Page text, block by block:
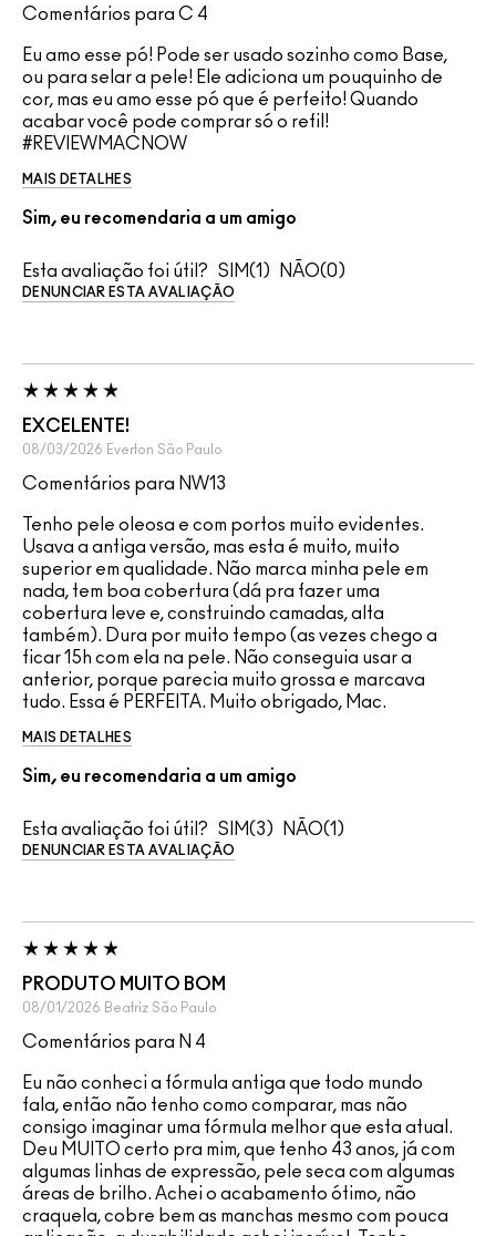
Comentários para C 4
Eu amo esse pó! Pode ser usado sozinho como Base,
ou para selar a pele! Ele adiciona um pouquinho de
cor, mas eu amo esse pó que é perfeito! Quando
acabar você pode comprar só o refil!
#REVIEWMACNOW
MAIS DETALHES
Sim, eu recomendaria a um amigo
Esta avaliação foi útil? 1 0
DENUNCIAR ESTA AVALIAÇÃO
EXCELENTE!
08/03/2026 Everton São Paulo
Comentários para NW13
Tenho pele oleosa e com portos muito evidentes.
Usava a antiga versão, mas esta é muito, muito
superior em qualidade. Não marca minha pele em
nada, tem boa cobertura (dá pra fazer uma
cobertura leve e, construindo camadas, alta
também). Dura por muito tempo (as vezes chego a
ficar 15h com ela na pele. Não conseguia usar a
anterior, porque parecia muito grossa e marcava
tudo. Essa é PERFEITA. Muito obrigado, Mac.
MAIS DETALHES
Sim, eu recomendaria a um amigo
Esta avaliação foi útil? 3 1
DENUNCIAR ESTA AVALIAÇÃO
PRODUTO MUITO BOM
08/01/2026 Beatriz São Paulo
Comentários para N 4
Eu não conheci a fórmula antiga que todo mundo
fala, então não tenho como comparar, mas não
consigo imaginar uma fórmula melhor que esta atual.
Deu MUITO certo pra mim, que tenho 43 anos, já com
algumas linhas de expressão, pele seca com algumas
áreas de brilho. Achei o acabamento ótimo, não
craquela, cobre bem as manchas mesmo com pouca